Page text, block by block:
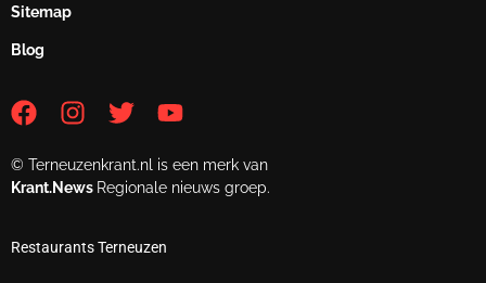
Sitemap
Blog
© Terneuzenkrant.nl is een merk van
Krant.News Regionale nieuws groep.
Restaurants Terneuzen